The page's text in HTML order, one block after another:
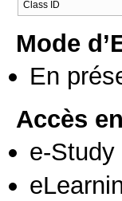
Class ID
Mode
En
Accès
e-Study